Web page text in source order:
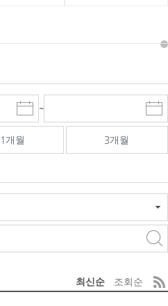
시
작
일
선
~
종
료
선
1개월 3개월
최신순 조회순